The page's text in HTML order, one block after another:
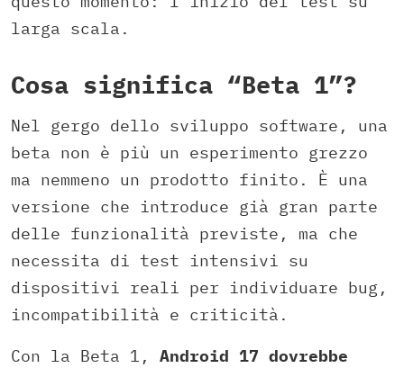
larga scala.
Cosa significa “Beta 1”?
Nel gergo dello sviluppo software, una
beta non è più un esperimento grezzo
ma nemmeno un prodotto finito. È una
versione che introduce già gran parte
delle funzionalità previste, ma che
necessita di test intensivi su
dispositivi reali per individuare bug,
incompatibilità e criticità.
Con la Beta 1, Android 17 dovrebbe